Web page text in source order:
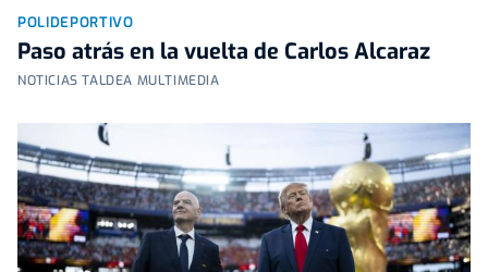
POLIDEPORTIVO
Paso atrás en la vuelta de Carlos Alcaraz
NOTICIAS TALDEA MULTIMEDIA